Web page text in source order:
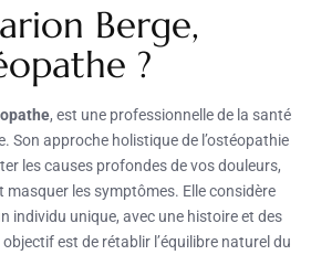
Berge,
?
, est une professionnelle de la santé
Son approche holistique de l’ostéopathie
les causes profondes de vos douleurs,
masquer les symptômes. Elle considère
individu unique, avec une histoire et des
est de rétablir l’équilibre naturel du